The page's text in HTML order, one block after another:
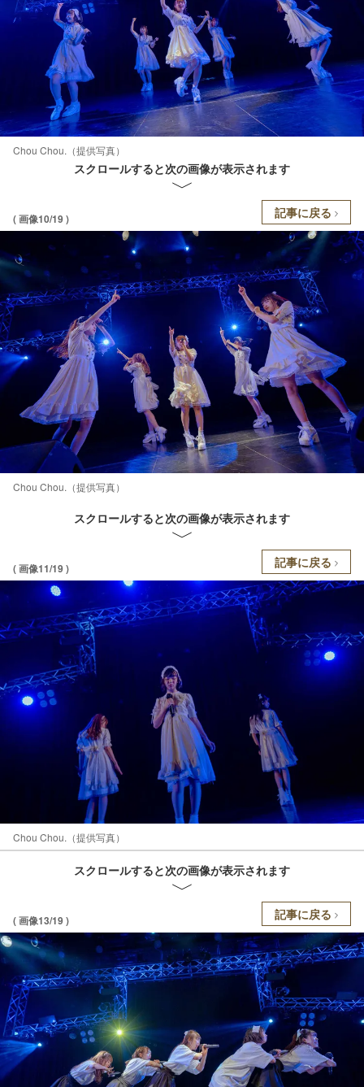
Chou Chou.（提供写真）
スクロールすると次の画像が表示されます
( 画像10/19 ) 記事に戻る
Chou Chou.（提供写真）
スクロールすると次の画像が表示されます
( 画像11/19 ) 記事に戻る
Chou Chou.（提供写真）
スクロールすると次の画像が表示されます
( 画像13/19 ) 記事に戻る